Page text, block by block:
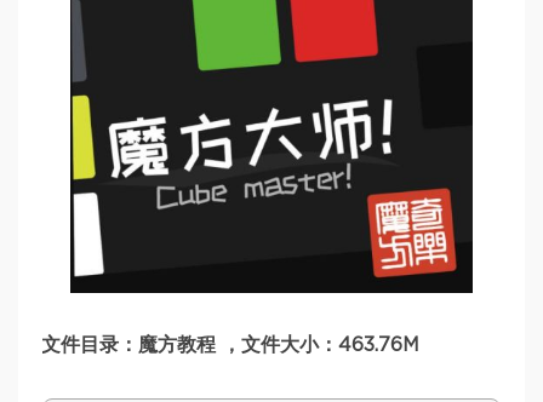
文件目录：魔方教程 ，文件大小：463.76M